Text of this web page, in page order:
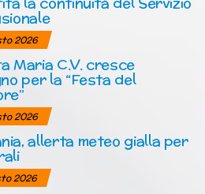
2026
Maria C.V. cresce
per la “Festa del
2026
allerta meteo gialla per
2026